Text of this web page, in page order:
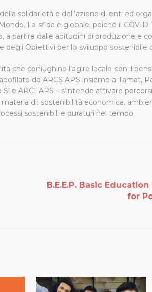
solidarietà e dell’azione di enti ed
La sfida è globale, poiché il
partire dalle abitudini di produzione e
degli Obiettivi per lo sviluppo sostenibile
che coniughino l’agire locale con il
da ARCS APS insieme a Tamat,
e ARCI APS – s’intende attivare
di: sostenibilità economica,
sostenibili e duraturi nel tempo.
B.E.E.P. Basic
for